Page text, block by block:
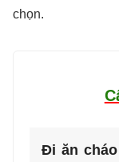
chọn.
Đi ăn